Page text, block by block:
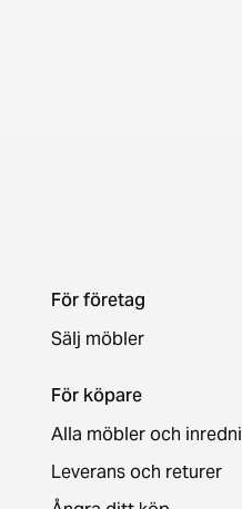
För företag
Sälj möbler
För köpare
Alla möbler och
Leverans och returer